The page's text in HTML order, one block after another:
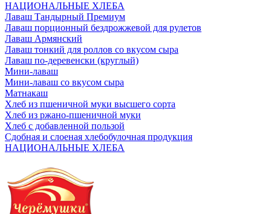
НАЦИОНАЛЬНЫЕ ХЛЕБА
Лаваш Тандырный Премиум
Лаваш порционный бездрожжевой для рулетов
Лаваш Армянский
Лаваш тонкий для роллов со вкусом сыра
Лаваш по-деревенски (круглый)
Мини-лаваш
Мини-лаваш со вкусом сыра
Матнакаш
Хлеб из пшеничной муки высшего сорта
Хлеб из ржано-пшеничной муки
Хлеб с добавленной пользой
Сдобная и слоеная хлебобулочная продукция
НАЦИОНАЛЬНЫЕ ХЛЕБА